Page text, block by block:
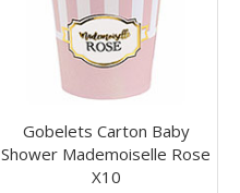
Gobelets Carton Baby
Shower Mademoiselle Rose
X10